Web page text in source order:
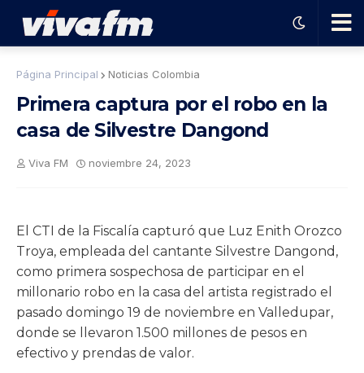
Ha
el
pro
gra
Página Principal Noticias Colombia
Primera captura por el robo en la
casa de Silvestre Dangond
Viva FM noviembre 24, 2023
El CTI de la Fiscalía capturó que Luz Enith Orozco
Troya, empleada del cantante Silvestre Dangond,
como primera sospechosa de participar en el
millonario robo en la casa del artista registrado el
pasado domingo 19 de noviembre en Valledupar,
donde se llevaron 1.500 millones de pesos en
efectivo y prendas de valor.